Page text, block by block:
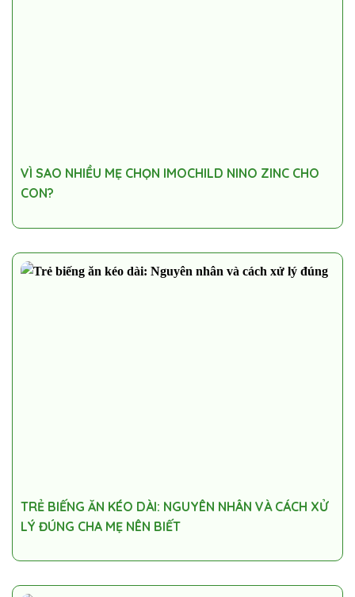
VÌ SAO NHIỀU MẸ CHỌN IMOCHILD NINO ZINC CHO
CON?
TRẺ BIẾNG ĂN KÉO DÀI: NGUYÊN NHÂN VÀ CÁCH XỬ
LÝ ĐÚNG CHA MẸ NÊN BIẾT